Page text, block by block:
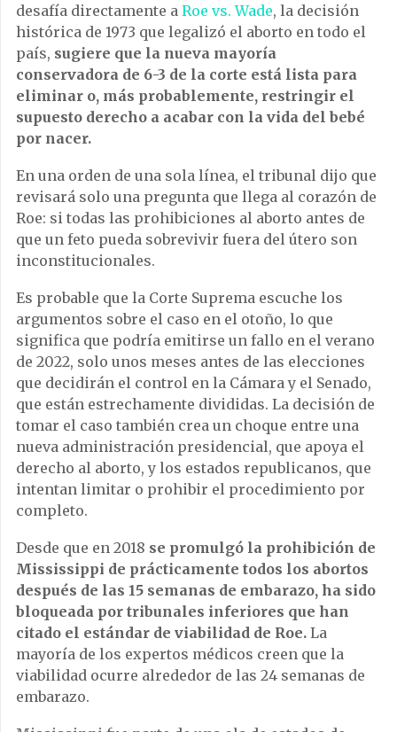
desafía directamente a Roe vs. Wade, la decisión
histórica de 1973 que legalizó el aborto en todo el
país, sugiere que la nueva mayoría
conservadora de 6-3 de la corte está lista para
eliminar o, más probablemente, restringir el
supuesto derecho a acabar con la vida del bebé
por nacer.
En una orden de una sola línea, el tribunal dijo que
revisará solo una pregunta que llega al corazón de
Roe: si todas las prohibiciones al aborto antes de
que un feto pueda sobrevivir fuera del útero son
inconstitucionales.
Es probable que la Corte Suprema escuche los
argumentos sobre el caso en el otoño, lo que
significa que podría emitirse un fallo en el verano
de 2022, solo unos meses antes de las elecciones
que decidirán el control en la Cámara y el Senado,
que están estrechamente divididas. La decisión de
tomar el caso también crea un choque entre una
nueva administración presidencial, que apoya el
derecho al aborto, y los estados republicanos, que
intentan limitar o prohibir el procedimiento por
completo.
Desde que en 2018 se promulgó la prohibición de
Mississippi de prácticamente todos los abortos
después de las 15 semanas de embarazo, ha sido
bloqueada por tribunales inferiores que han
citado el estándar de viabilidad de Roe. La
mayoría de los expertos médicos creen que la
viabilidad ocurre alrededor de las 24 semanas de
embarazo.